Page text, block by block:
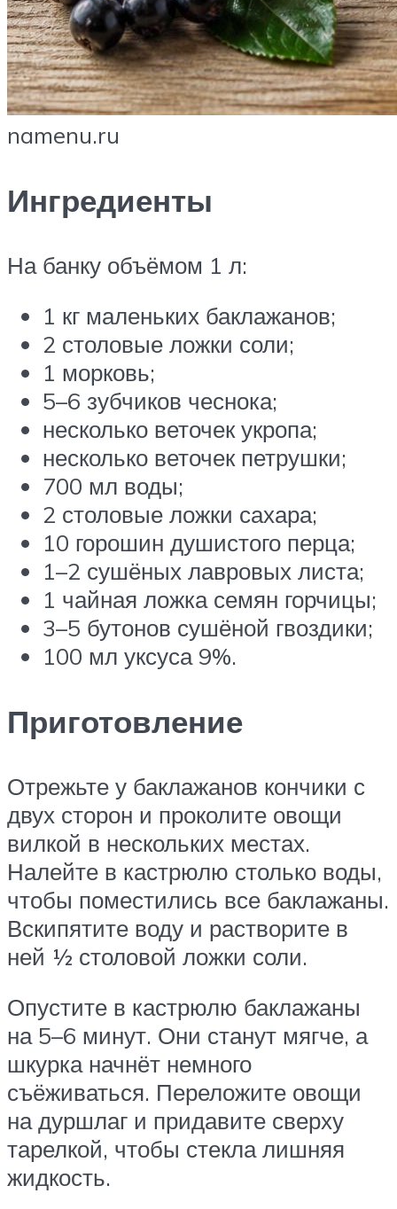
namenu.ru
Ингредиенты
На банку объёмом 1 л:
1 кг маленьких баклажанов;
2 столовые ложки соли;
1 морковь;
5–6 зубчиков чеснока;
несколько веточек укропа;
несколько веточек петрушки;
700 мл воды;
2 столовые ложки сахара;
10 горошин душистого перца;
1–2 сушёных лавровых листа;
1 чайная ложка семян горчицы;
3–5 бутонов сушёной гвоздики;
100 мл уксуса 9%.
Приготовление
Отрежьте у баклажанов кончики с
двух сторон и проколите овощи
вилкой в нескольких местах.
Налейте в кастрюлю столько воды,
чтобы поместились все баклажаны.
Вскипятите воду и растворите в
ней ½ столовой ложки соли.
Опустите в кастрюлю баклажаны
на 5–6 минут. Они станут мягче, а
шкурка начнёт немного
съёживаться. Переложите овощи
на дуршлаг и придавите сверху
тарелкой, чтобы стекла лишняя
жидкость.